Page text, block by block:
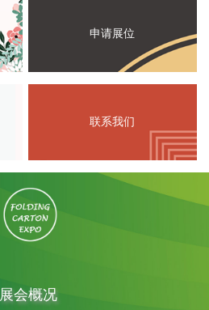
申请展位
联系我们
展会概况